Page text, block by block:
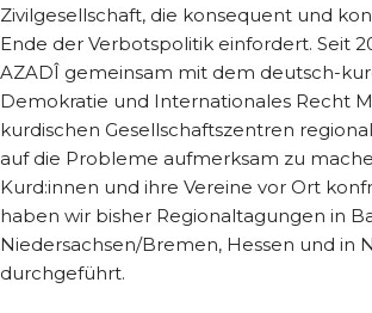
Zivilgesellschaft, die konsequent und
Ende der Verbotspolitik einfordert. Seit
AZADÎ gemeinsam mit dem deutsch-
Demokratie und Internationales Recht
kurdischen Gesellschaftszentren
auf die Probleme aufmerksam zu
Kurd:innen und ihre Vereine vor Ort
haben wir bisher Regionaltagungen in
Niedersachsen/Bremen, Hessen und in
durchgeführt.